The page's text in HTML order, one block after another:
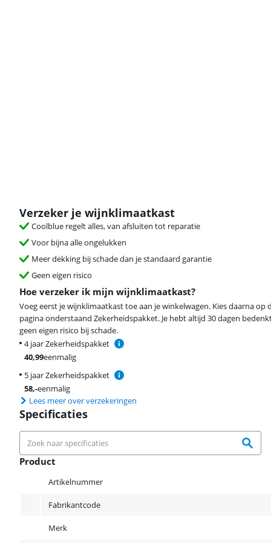
Verzeker je wijnklimaatkast
Coolblue regelt alles, van afsluiten tot reparatie
Voor bijna alle ongelukken
Meer dekking bij schade dan je standaard garantie
Geen eigen risico
Hoe verzeker ik mijn wijnklimaatkast?
Voeg eerst je wijnklimaatkast toe aan je winkelwagen. Kies daarna op
pagina onderstaand Zekerheidspakket. Je hebt altijd 30 dagen
geen eigen risico bij schade.
4 jaar Zekerheidspakket
40,99eenmalig
5 jaar Zekerheidspakket
58,-eenmalig
Lees meer over verzekeringen
Specificaties
Product
Artikelnummer
Fabrikantcode
Merk